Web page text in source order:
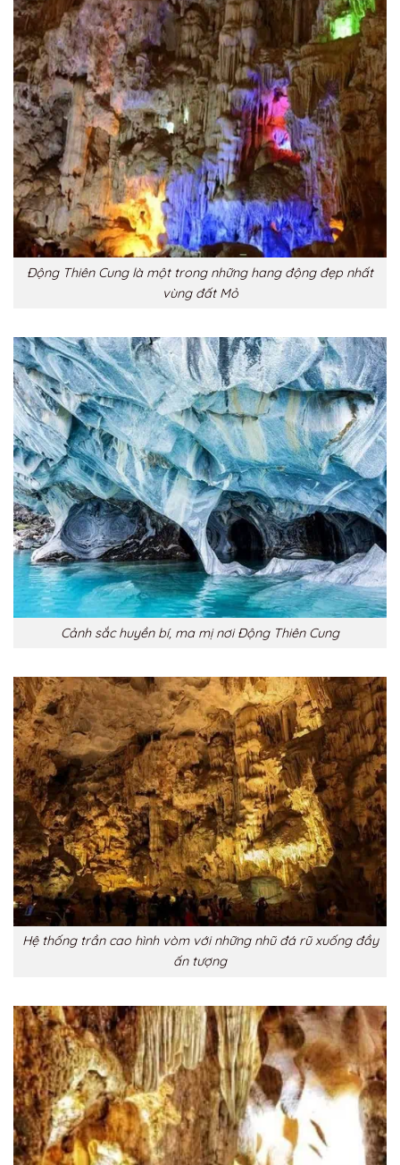
Động Thiên Cung là một trong những hang động đẹp nhất
vùng đất Mỏ
Cảnh sắc huyền bí, ma mị nơi Động Thiên Cung
Hệ thống trần cao hình vòm với những nhũ đá rũ xuống đầy
ấn tượng